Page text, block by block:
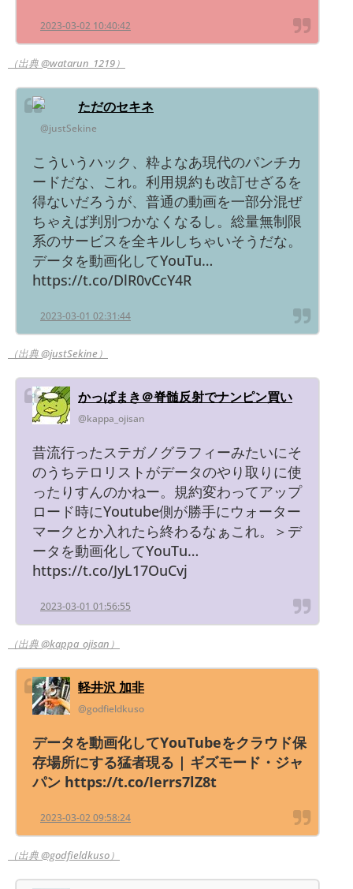
2023-03-02 10:40:42
（出典 @watarun_1219）
ただのセキネ
@justSekine
こういうハック、粋よなあ現代のパンチカ
ードだな、これ。利用規約も改訂せざるを
得ないだろうが、普通の動画を一部分混ぜ
ちゃえば判別つかなくなるし。総量無制限
系のサービスを全キルしちゃいそうだな。
データを動画化してYouTu…
https://t.co/DlR0vCcY4R
2023-03-01 02:31:44
（出典 @justSekine）
かっぱまき＠脊髄反射でナンピン買い
@kappa_ojisan
昔流行ったステガノグラフィーみたいにそ
のうちテロリストがデータのやり取りに使
ったりすんのかねー。規約変わってアップ
ロード時にYoutube側が勝手にウォーター
マークとか入れたら終わるなぁこれ。＞デ
ータを動画化してYouTu…
https://t.co/JyL17OuCvj
2023-03-01 01:56:55
（出典 @kappa_ojisan）
軽井沢 加非
@godfieldkuso
データを動画化してYouTubeをクラウド保
存場所にする猛者現る | ギズモード・ジャ
パン https://t.co/Ierrs7lZ8t
2023-03-02 09:58:24
（出典 @godfieldkuso）